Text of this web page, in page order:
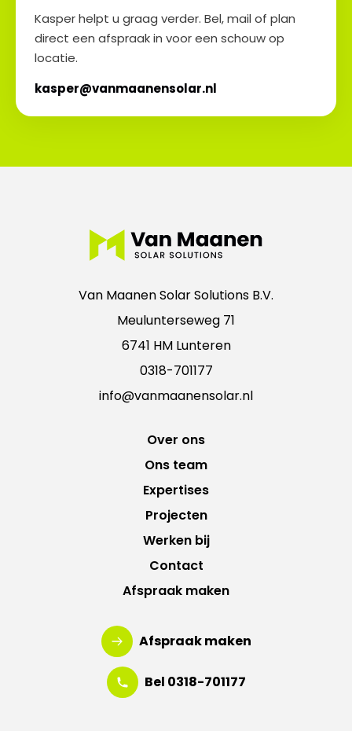
Kasper helpt u graag verder. Bel, mail of plan
direct een afspraak in voor een schouw op
locatie.
kasper@vanmaanensolar.nl
Van Maanen Solar Solutions B.V.
Meulunterseweg 71
6741 HM Lunteren
0318-701177
info@vanmaanensolar.nl
Over ons
Ons team
Expertises
Projecten
Werken bij
Contact
Afspraak maken
Afspraak maken
Bel 0318-701177